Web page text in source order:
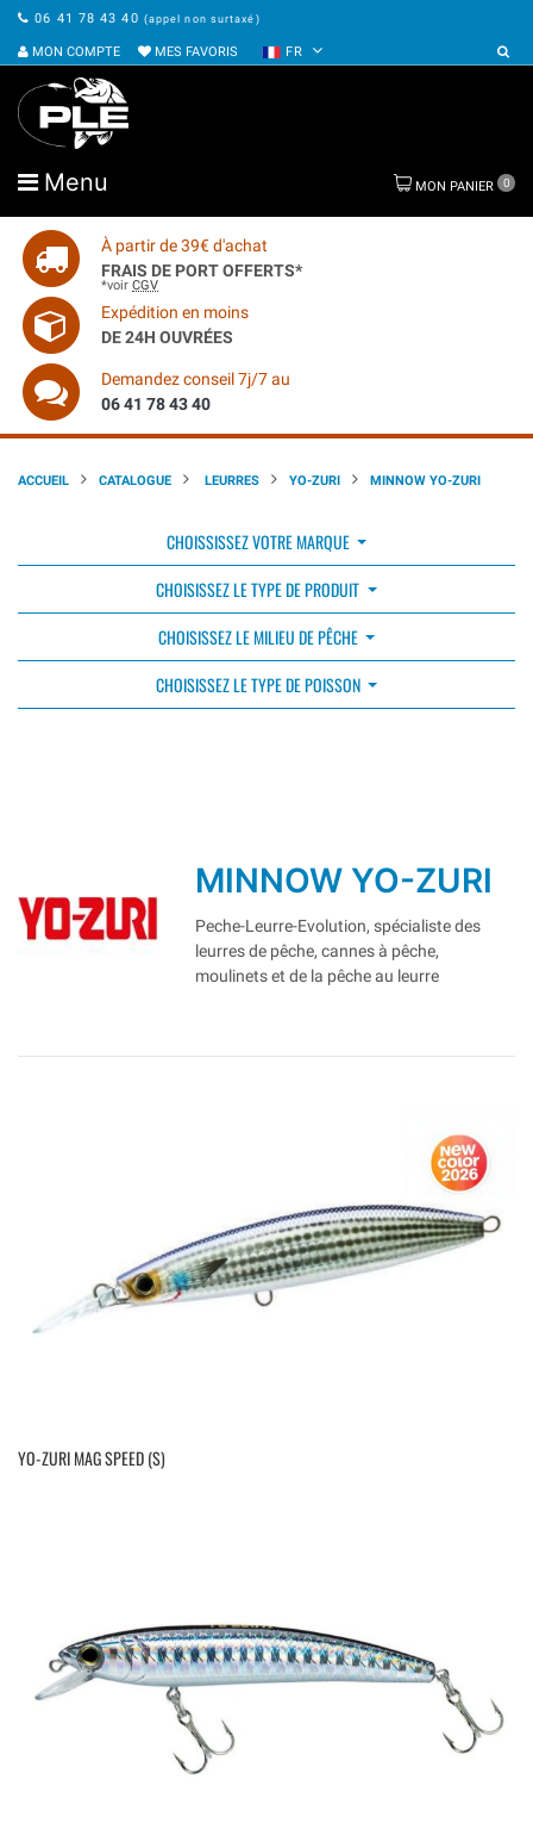
06 41 78 43 40 (appel non surtaxé)
MON COMPTE MES FAVORIS FR
Menu MON PANIER 0
À partir de 39€ d'achat
FRAIS DE PORT OFFERTS*
*voir CGV
Expédition en moins
DE 24H OUVRÉES
Demandez conseil 7j/7 au
06 41 78 43 40
ACCUEIL CATALOGUE LEURRES YO-ZURI MINNOW YO-ZURI
CHOISSISSEZ VOTRE MARQUE
CHOISISSEZ LE TYPE DE PRODUIT
CHOISISSEZ LE MILIEU DE PÊCHE
CHOISISSEZ LE TYPE DE POISSON
MINNOW YO-ZURI
Peche-Leurre-Evolution, spécialiste des
leurres de pêche, cannes à pêche,
moulinets et de la pêche au leurre
YO-ZURI MAG SPEED (S)